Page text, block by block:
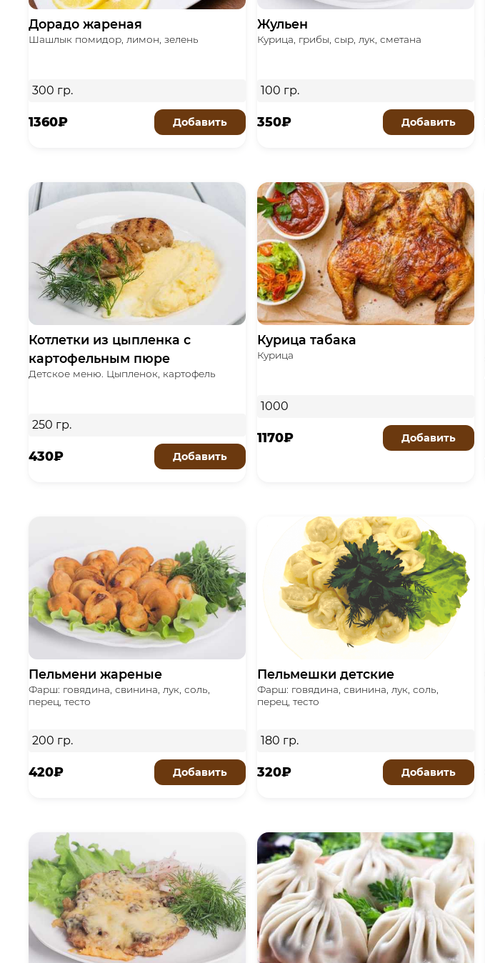
Дорадо жареная
Шашлык помидор, лимон, зелень
300 гр.
1360₽ Добавить
Жульен
Курица, грибы, сыр, лук, сметана
100 гр.
350₽ Добавить
Котлетки из цыпленка с
картофельным пюре
Детское меню. Цыпленок, картофель
250 гр.
430₽ Добавить
Курица табака
Курица
1000
1170₽ Добавить
Пельмени жареные
Фарш: говядина, свинина, лук, соль,
перец, тесто
200 гр.
420₽ Добавить
Пельмешки детские
Фарш: говядина, свинина, лук, соль,
перец, тесто
180 гр.
320₽ Добавить